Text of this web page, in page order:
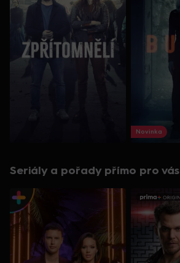
Novinka
Seriály a pořady přímo pro vás